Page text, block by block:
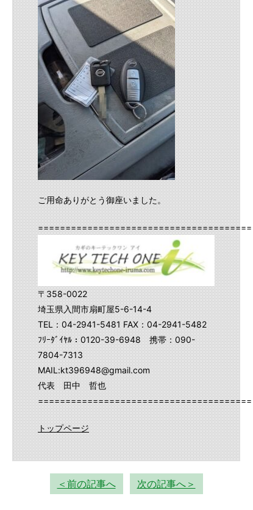
ご用命ありがとう御座いました。
〒358-0022
埼玉県入間市扇町屋5-6-14-4
TEL：04-2941-5481 FAX：04-2941-5482
ﾌﾘｰﾀﾞｲﾔﾙ：0120-39-6948 携帯：090-
7804-7313
MAIL:kt396948@gmail.com
代表 田中 哲也
トップページ
＜前の記事へ 次の記事へ＞